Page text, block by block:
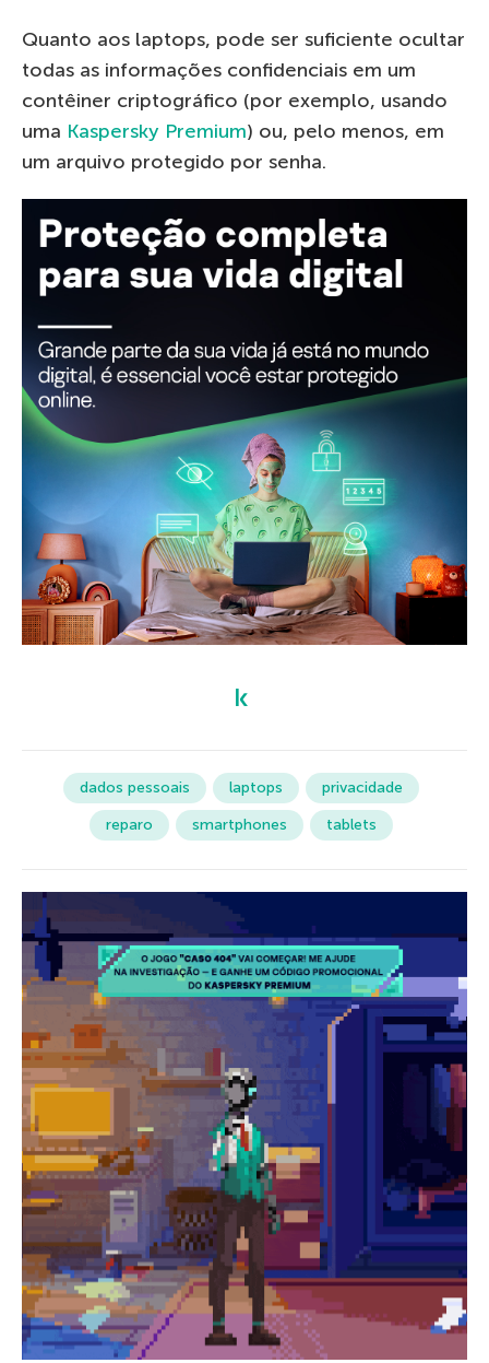
Quanto aos laptops, pode ser suficiente ocultar
todas as informações confidenciais em um
contêiner criptográfico (por exemplo, usando
uma Kaspersky Premium) ou, pelo menos, em
um arquivo protegido por senha.
dados pessoais laptops
privacidade
reparo
smartphones tablets